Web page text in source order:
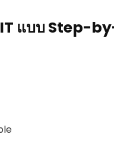
แบบ Step-